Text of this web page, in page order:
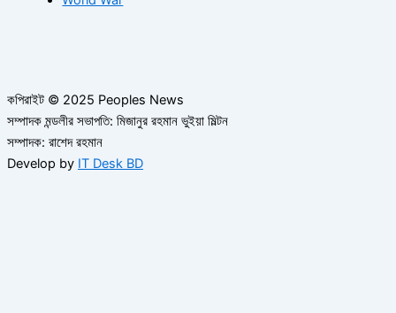
কপিরাইট © 2025 Peoples News
সম্পাদক মন্ডলীর সভাপতি: মিজানুর রহমান ভুইয়া মিল্টন
সম্পাদক: রাশেদ রহমান
Develop by IT Desk BD